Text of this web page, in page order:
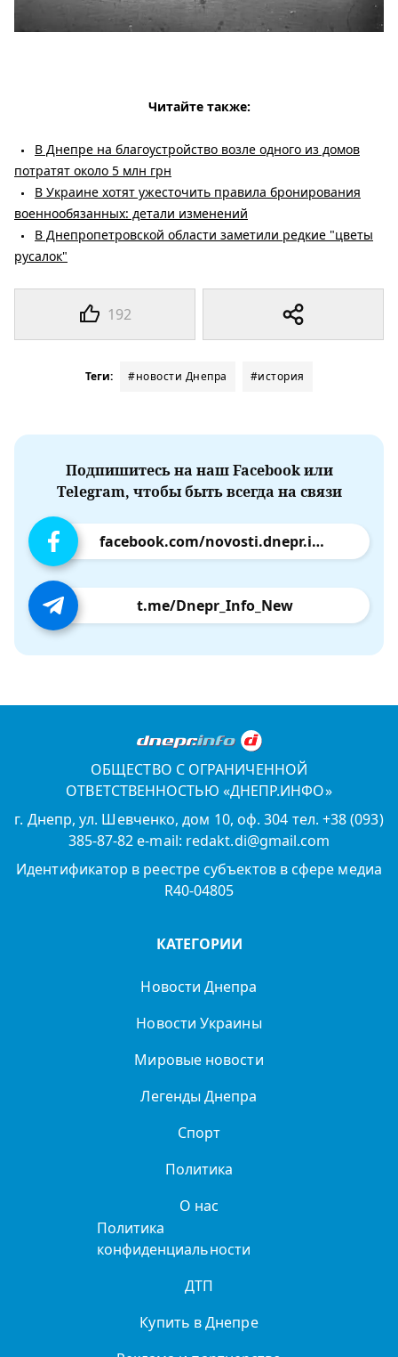
192
Читайте также:
В Днепре на благоустройство возле одного из домов
потратят около 5 млн грн
В Украине хотят ужесточить правила бронирования
военнообязанных: детали изменений
В Днепропетровской области заметили редкие "цветы
русалок"
Теги: #новости Днепра #история
Подпишитесь на наш Facebook или
Telegram, чтобы быть всегда на связи
facebook.com/novosti.dnepr.info
t.me/Dnepr_Info_New
ОБЩЕСТВО С ОГРАНИЧЕННОЙ
ОТВЕТСТВЕННОСТЬЮ «ДНЕПР.ИНФО»
г. Днепр, ул. Шевченко, дом 10, оф. 304 тел. +38 (093)
385-87-82 e-mail: redakt.di@gmail.com
Идентификатор в реестре субъектов в сфере медиа
R40-04805
КАТЕГОРИИ
Новости Днепра
Новости Украины
Мировые новости
Легенды Днепра
Спорт
Политика
О нас
Политика
конфиденциальности
ДТП
Купить в Днепре